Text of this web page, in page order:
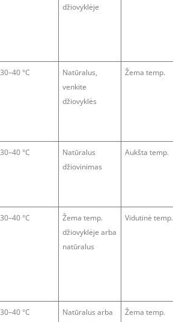
džiovyklėje
30–40 °C
Natūralus,
venkite
džiovyklės
Žema temp.
30–40 °C
Natūralus
džiovinimas
Aukšta temp.
30–40 °C
Žema temp.
džiovyklėje arba
natūralus
Vidutinė temp.
30–40 °C
Natūralus arba
Žema temp.